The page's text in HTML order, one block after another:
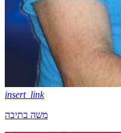
insert_link
משה בתיבה